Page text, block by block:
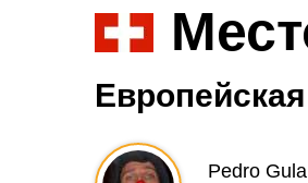
Pedro Gula